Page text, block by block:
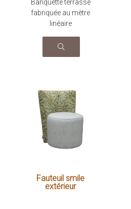
Banquette terrasse
fabriquée au mètre
linéaire
Fauteuil smile
extérieur